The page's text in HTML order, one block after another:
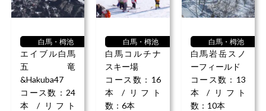
白馬・栂池
エイブル白馬
五竜
&Hakuba47
コース数：24
本 / リフト
白馬・栂池
白馬コルチナ
スキー場
コース数：16
本 / リフト
数：6本
白馬・栂池
白馬岩岳スノ
ーフィールド
コース数：13
本 / リフト
数：10本